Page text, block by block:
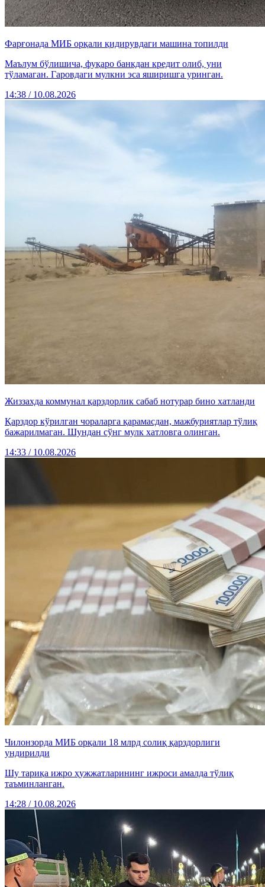
Фарғонада МИБ орқали қидирувдаги машина топилди
Маълум бўлишича, фуқаро банкдан кредит олиб, уни
тўламаган. Гаровдаги мулкни эса яширишга уринган.
14:38 / 10.08.2026
Жиззахда коммунал қарздорлик сабаб нотурар бино хатланди
Қарздор кўрилган чораларга қарамасдан, мажбуриятлар тўлиқ
бажарилмаган. Шундан сўнг мулк хатловга олинган.
14:33 / 10.08.2026
Чилонзорда МИБ орқали 18 млрд солиқ қарздорлиги
ундирилди
Шу тариқа ижро ҳужжатларининг ижроси амалда тўлиқ
таъминланган.
14:28 / 10.08.2026